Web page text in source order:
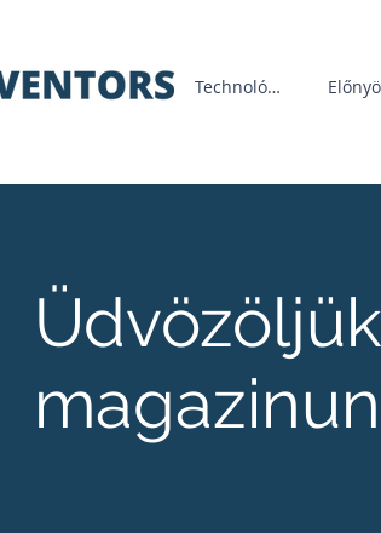
Technológia
Üdvözöljük